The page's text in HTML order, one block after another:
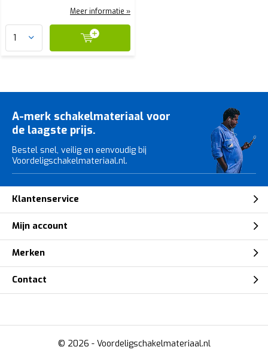
Meer informatie »
A-merk schakelmateriaal voor
de laagste prijs.
Bestel snel, veilig en eenvoudig bij
Voordeligschakelmateriaal.nl.
Klantenservice
Mijn account
Merken
Contact
© 2026 - Voordeligschakelmateriaal.nl